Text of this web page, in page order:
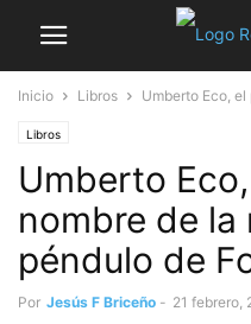
Inicio Libros Umberto Eco, el
Libros
Umberto
nombre de la
péndulo de
Por Jesús F Briceño - 21 febrero,